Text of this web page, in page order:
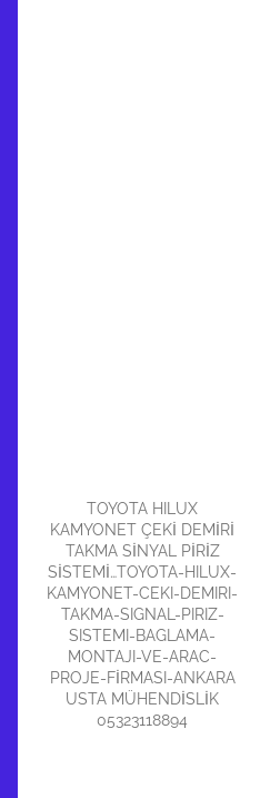
TOYOTA HILUX
KAMYONET ÇEKİ DEMİRİ
TAKMA SİNYAL PİRİZ
SİSTEMİ…TOYOTA-HILUX-
KAMYONET-CEKI-DEMIRI-
TAKMA-SIGNAL-PIRIZ-
SISTEMI-BAGLAMA-
MONTAJI-VE-ARAC-
PROJE-FİRMASI-ANKARA
USTA MÜHENDİSLİK
05323118894